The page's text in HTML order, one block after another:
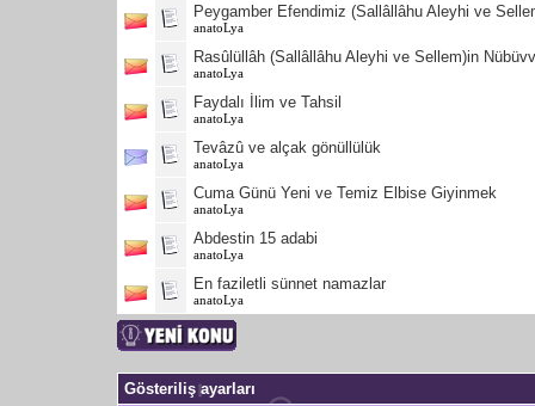
Peygamber Efendimiz (Sallâllâhu Aleyhi ve
anatoLya
Rasûlüllâh (Sallâllâhu Aleyhi ve Sellem)in
anatoLya
Faydalı İlim ve Tahsil
anatoLya
Tevâzû ve alçak gönüllülük
anatoLya
Cuma Günü Yeni ve Temiz Elbise Giyinmek
anatoLya
Abdestin 15 adabi
anatoLya
En faziletli sünnet namazlar
anatoLya
Gösteriliş ayarları